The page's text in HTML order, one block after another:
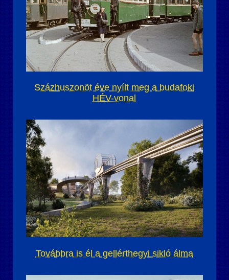
Százhuszonöt éve nyílt meg a budafoki
HÉV-vonal
Továbbra is él a gellérthegyi sikló álma